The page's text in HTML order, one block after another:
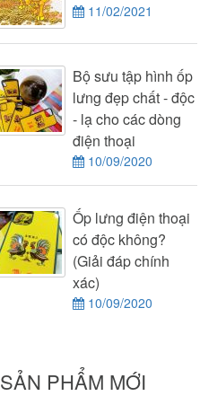
11/02/2021
Bộ sưu tập hình ốp
lưng đẹp chất - độc
- lạ cho các dòng
điện thoại
10/09/2020
Ốp lưng điện thoại
có độc không?
(Giải đáp chính
xác)
10/09/2020
SẢN PHẨM MỚI